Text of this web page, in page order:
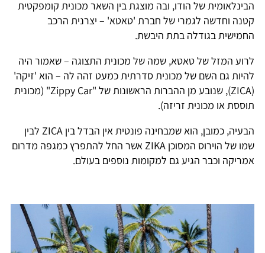
הבינלאומית של הודו, ובה מוצגת בין השאר מכונית קומפקטית
קטנה וחדשה לגמרי של חברת 'טאטא' – יצרנית הרכב
החמישית בגודלה בתת היבשת.
לרוע המזל של טאטא, שמה של מכונית התצוגה – שאמור היה
להיות גם השם של מכונית סדרתית כמעט זהה לה – הוא 'זיקה'
(ZICA), שנובע מן ההברות הראשונות של "Zippy Car" (מכונית
תוססת או מכונית זריזה).
הבעיה, כמובן, הוא שמבחינה פונטית אין הבדל בין ZICA לבין
שמו של הוירוס המסוכן ZIKA אשר החל להתפרץ כמגפה מדרום
אמריקה וכבר הגיע גם למקומות נוספים בעולם.